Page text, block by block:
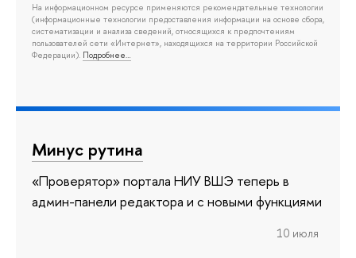
На информационном ресурсе применяются рекомендательные технологии
(информационные технологии предоставления информации на основе сбора,
систематизации и анализа сведений, относящихся к предпочтениям
пользователей сети «Интернет», находящихся на территории Российской
Федерации). Подробнее…
Минус рутина
«Проверятор» портала НИУ ВШЭ теперь в
админ-панели редактора и с новыми функциями
10 июля